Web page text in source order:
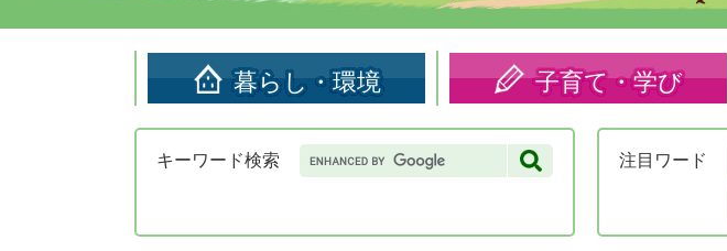
す。
し
暮らし・環境 子育て・学び
キーワード検索 Google
カ
検
注目 ワード